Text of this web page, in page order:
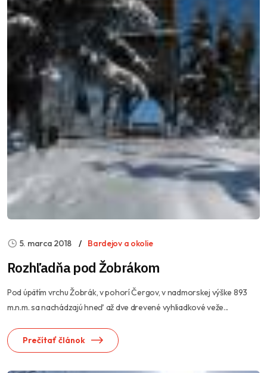
5. marca 2018 Bardejov a okolie
Rozhľadňa pod Žobrákom
Pod úpätím vrchu Žobrák, v pohorí Čergov, v nadmorskej výške 893
m.n.m. sa nachádzajú hneď až dve drevené vyhliadkové veže...
Prečítať článok